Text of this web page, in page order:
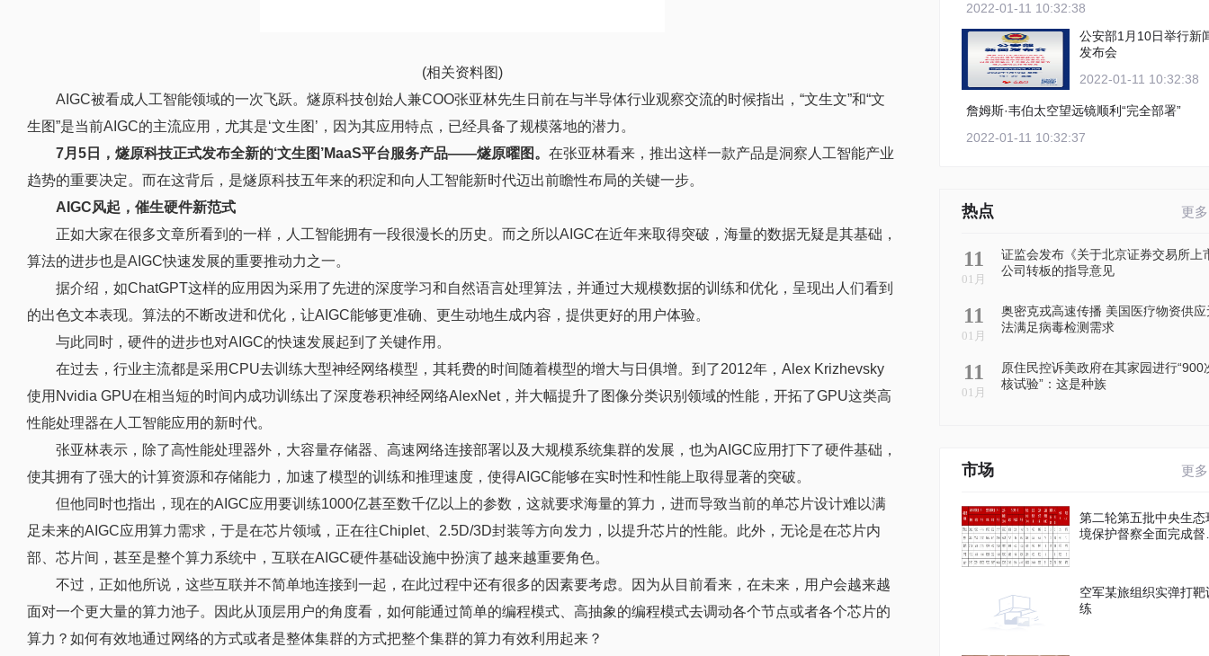
(相关资料图)
AIGC被看成人工智能领域的一次飞跃。燧原科技创始人兼COO张亚林先生日前在与半导体行业观察交流的时候指出，“文生文”和“文
生图”是当前AIGC的主流应用，尤其是‘文生图’，因为其应用特点，已经具备了规模落地的潜力。
7月5日，燧原科技正式发布全新的‘文生图’MaaS平台服务产品——燧原曜图。 在张亚林看来，推出这样一款产品是洞察人工智能产业
趋势的重要决定。而在这背后，是燧原科技五年来的积淀和向人工智能新时代迈出前瞻性布局的关键一步。
AIGC风起，催生硬件新范式
正如大家在很多文章所看到的一样，人工智能拥有一段很漫长的历史。而之所以AIGC在近年来取得突破，海量的数据无疑是其基础，
算法的进步也是AIGC快速发展的重要推动力之一。
据介绍，如ChatGPT这样的应用因为采用了先进的深度学习和自然语言处理算法，并通过大规模数据的训练和优化，呈现出人们看到
的出色文本表现。算法的不断改进和优化，让AIGC能够更准确、更生动地生成内容，提供更好的用户体验。
与此同时，硬件的进步也对AIGC的快速发展起到了关键作用。
在过去，行业主流都是采用CPU去训练大型神经网络模型，其耗费的时间随着模型的增大与日俱增。到了2012年，Alex Krizhevsky
使用Nvidia GPU在相当短的时间内成功训练出了深度卷积神经网络AlexNet，并大幅提升了图像分类识别领域的性能，开拓了GPU这类高
性能处理器在人工智能应用的新时代。
张亚林表示，除了高性能处理器外，大容量存储器、高速网络连接部署以及大规模系统集群的发展，也为AIGC应用打下了硬件基础，
使其拥有了强大的计算资源和存储能力，加速了模型的训练和推理速度，使得AIGC能够在实时性和性能上取得显著的突破。
但他同时也指出，现在的AIGC应用要训练1000亿甚至数千亿以上的参数，这就要求海量的算力，进而导致当前的单芯片设计难以满
足未来的AIGC应用算力需求，于是在芯片领域，正在往Chiplet、2.5D/3D封装等方向发力，以提升芯片的性能。此外，无论是在芯片内
部、芯片间，甚至是整个算力系统中，互联在AIGC硬件基础设施中扮演了越来越重要角色。
不过，正如他所说，这些互联并不简单地连接到一起，在此过程中还有很多的因素要考虑。因为从目前看来，在未来，用户会越来越
面对一个更大量的算力池子。因此从顶层用户的角度看，如何能通过简单的编程模式、高抽象的编程模式去调动各个节点或者各个芯片的
算力？如何有效地通过网络的方式或者是整体集群的方式把整个集群的算力有效利用起来？
2022-01-11 10:32:38
公安部1月10日举行新
发布会
2022-01-11 10:32:38
詹姆斯·韦伯太空望远镜顺利“完全部署”
2022-01-11 10:32:37
热点 更多
11
01月
证监会发布《关于北京证券交易所上
公司转板的指导意见
11
01月
奥密克戎高速传播 美国医疗物资供应
法满足病毒检测需求
11
01月
原住民控诉美政府在其家园进行“900
核试验”：这是种族
市场 更多
第二轮第五批中央生态
境保护督察全面完成督
空军某旅组织实弹打靶
练